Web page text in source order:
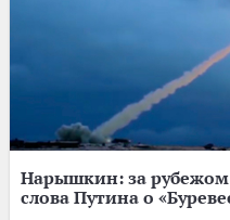
Нарышкин: за рубежом
слова Путина о